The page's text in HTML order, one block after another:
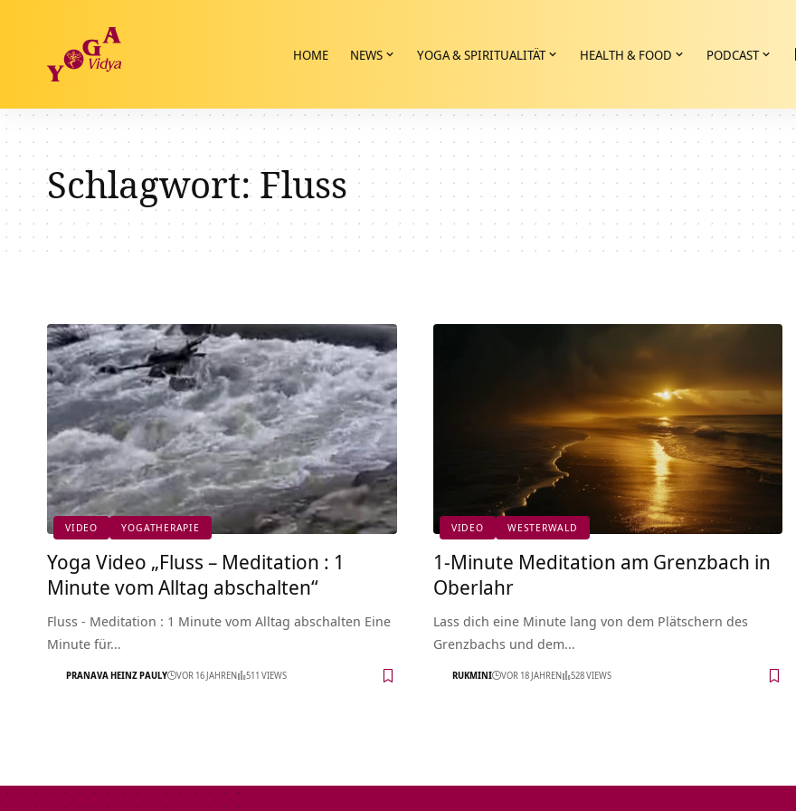
HOME NEWS YOGA & SPIRITUALITÄT HEALTH & FOOD PODCAST
Schlagwort:Fluss
VIDEO YOGATHERAPIE
Yoga Video „Fluss – Meditation : 1
Minute vom Alltag abschalten“
Fluss - Meditation : 1 Minute vom Alltag abschalten Eine
Minute für…
PRANAVA HEINZ PAULY VOR 16 JAHREN 511 VIEWS
VIDEO WESTERWALD
1-Minute Meditation am Grenzbach in
Oberlahr
Lass dich eine Minute lang von dem Plätschern des
Grenzbachs und dem…
RUKMINI VOR 18 JAHREN 528 VIEWS